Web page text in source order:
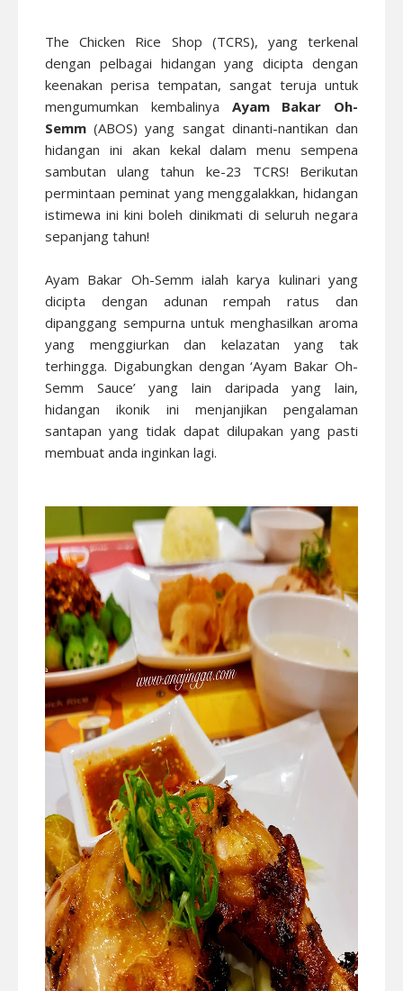
The Chicken Rice Shop (TCRS), yang terkenal
dengan pelbagai hidangan yang dicipta dengan
keenakan perisa tempatan, sangat teruja untuk
mengumumkan kembalinya Ayam Bakar Oh-
Semm (ABOS) yang sangat dinanti-nantikan dan
hidangan ini akan kekal dalam menu sempena
sambutan ulang tahun ke-23 TCRS! Berikutan
permintaan peminat yang menggalakkan, hidangan
istimewa ini kini boleh dinikmati di seluruh negara
sepanjang tahun!
Ayam Bakar Oh-Semm ialah karya kulinari yang
dicipta dengan adunan rempah ratus dan
dipanggang sempurna untuk menghasilkan aroma
yang menggiurkan dan kelazatan yang tak
terhingga. Digabungkan dengan ‘Ayam Bakar Oh-
Semm Sauce’ yang lain daripada yang lain,
hidangan ikonik ini menjanjikan pengalaman
santapan yang tidak dapat dilupakan yang pasti
membuat anda inginkan lagi.